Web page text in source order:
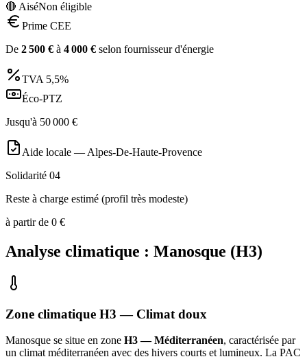
🔴 AiséNon éligible
Prime CEE
De 2 500 € à 4 000 € selon fournisseur d'énergie
TVA 5,5%
Éco-PTZ
Jusqu'à 50 000 €
Aide locale — Alpes-De-Haute-Provence
Solidarité 04
Reste à charge estimé (profil très modeste)
à partir de 0 €
Analyse climatique : Manosque (H3)
Zone climatique H3 — Climat doux
Manosque se situe en zone H3 — Méditerranéen, caractérisée par
un climat méditerranéen avec des hivers courts et lumineux. La PAC